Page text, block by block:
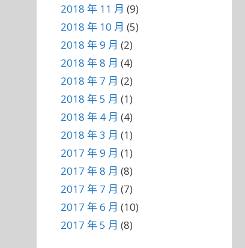
2018 年 11 月 (9)
2018 年 10 月 (5)
2018 年 9 月 (2)
2018 年 8 月 (4)
2018 年 7 月 (2)
2018 年 5 月 (1)
2018 年 4 月 (4)
2018 年 3 月 (1)
2017 年 9 月 (1)
2017 年 8 月 (8)
2017 年 7 月 (7)
2017 年 6 月 (10)
2017 年 5 月 (8)